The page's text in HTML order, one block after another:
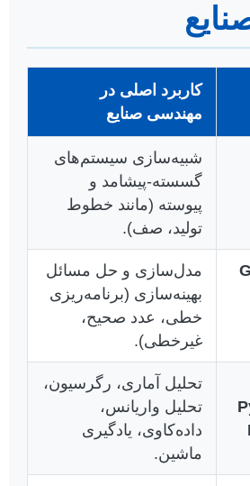
کاربرد اصلی در
مهندسی صنایع
شبیه‌سازی سیستم‌های
گسسته-پیشامد و
پیوسته (مانند خطوط
تولید، صف).
مدل‌سازی و حل مسائل
بهینه‌سازی (برنامه‌ریزی
خطی، عدد صحیح،
غیرخطی).
تحلیل آماری، رگرسیون،
تحلیل واریانس،
داده‌کاوی، یادگیری
ماشین.